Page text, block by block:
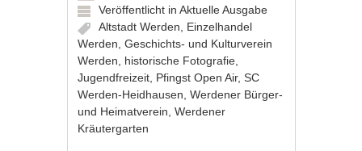
Veröffentlicht inAktuelle Ausgabe
Altstadt Werden
Einzelhandel
Werden ,Geschichts- und Kulturverein
Werden
historische Fotografie
Jugendfreizeit Pfingst Open Air,SC
Werden-Heidhausen ,Werdener Bürger-
und Heimatverein ,Werdener
Kräutergarten